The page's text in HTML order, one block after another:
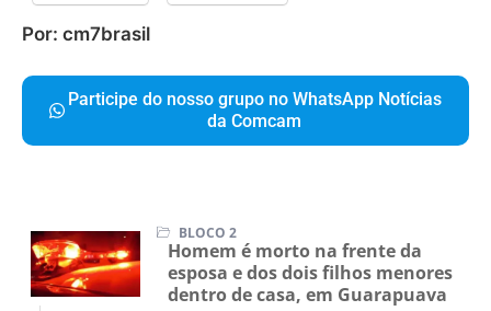
Por: cm7brasil
Participe do nosso grupo no WhatsApp Notícias
da Comcam
BLOCO 2
Homem é morto na frente da
esposa e dos dois filhos menores
dentro de casa, em Guarapuava